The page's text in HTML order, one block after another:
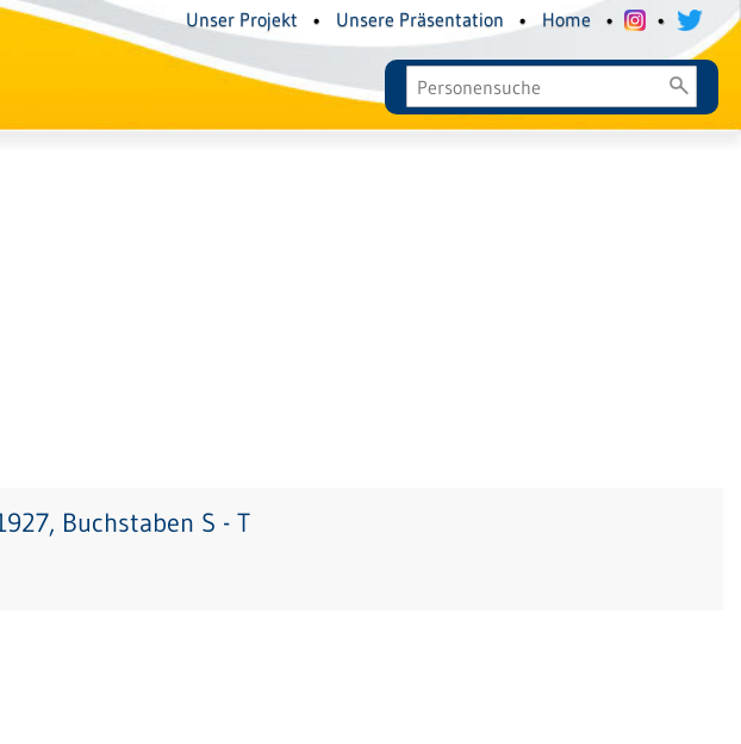
Unser Projekt • Unsere Präsentation • Home • •
Buchstaben S - T